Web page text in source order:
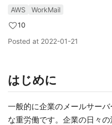
AWS
WorkMail
10
Posted at 2022-01-21
はじめに
一般的に企業のメールサー
な重労働です。企業の日々